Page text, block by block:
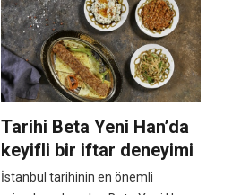
Tarihi Beta Yeni Han’da
keyifli bir iftar deneyimi
İstanbul tarihinin en önemli